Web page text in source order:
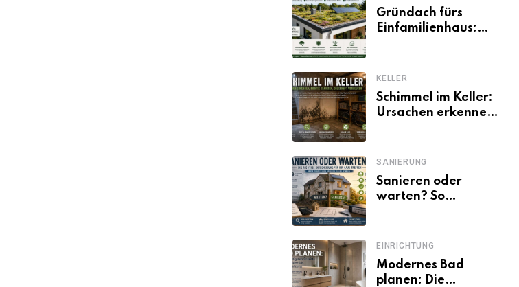
Gründach fürs
Einfamilienhaus:
ökologische Wirkung
KELLER
Schimmel im Keller:
Ursachen erkennen
SANIERUNG
Sanieren oder
warten? So
unsicherer Kosten,
Zinsen und
Förderbedingungen
EINRICHTUNG
Modernes Bad
planen: Die